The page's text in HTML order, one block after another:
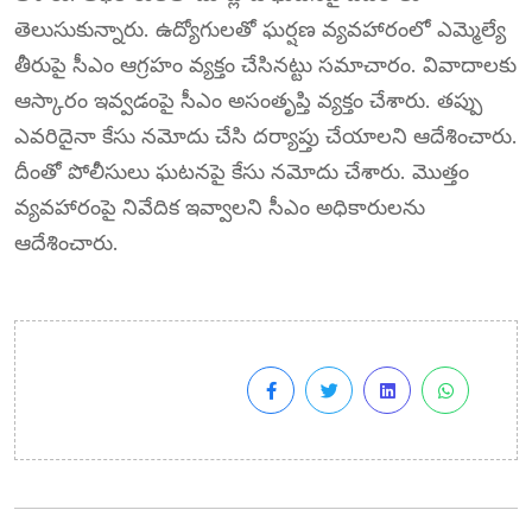
తెలుసుకున్నారు. ఉద్యోగులతో ఘర్షణ వ్యవహారంలో ఎమ్మెల్యే
తీరుపై సీఎం ఆగ్రహం వ్యక్తం చేసినట్టు సమాచారం. వివాదాలకు
ఆస్కారం ఇవ్వడంపై సీఎం అసంతృప్తి వ్యక్తం చేశారు. తప్పు
ఎవరిదైనా కేసు నమోదు చేసి దర్యాప్తు చేయాలని ఆదేశించారు.
దీంతో పోలీసులు ఘటనపై కేసు నమోదు చేశారు. మొత్తం
వ్యవహారంపై నివేదిక ఇవ్వాలని సీఎం అధికారులను
ఆదేశించారు.